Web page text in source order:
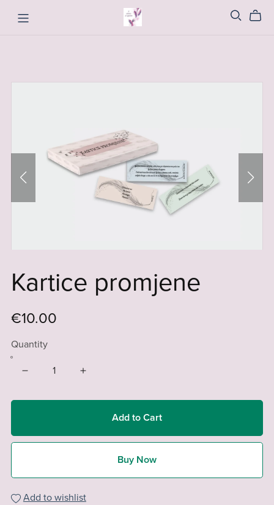
Kartice promjene
€10.00
Quantity
Add to Cart
Buy Now
Add to wishlist